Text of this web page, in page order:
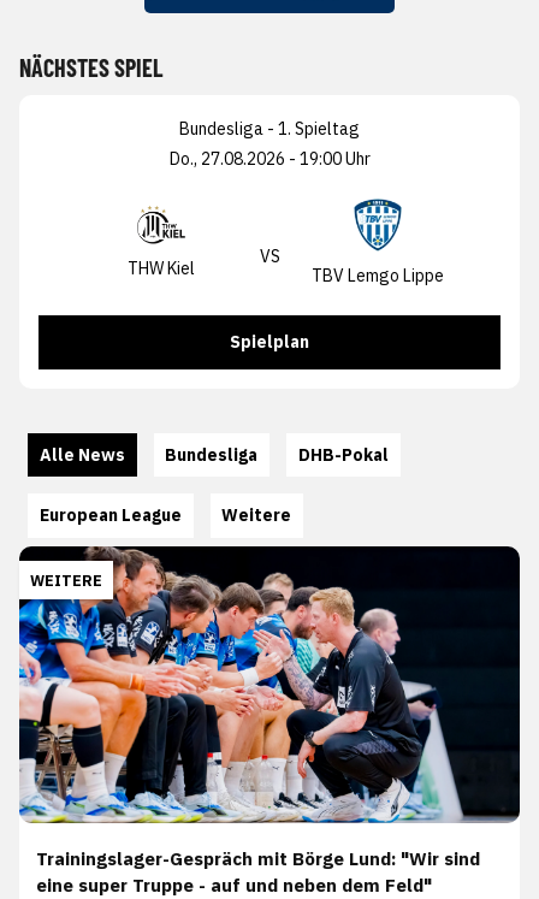
NÄCHSTES SPIEL
Bundesliga - 1. Spieltag
Do., 27.08.2026 - 19:00 Uhr
THW Kiel
VS
TBV Lemgo Lippe
Spielplan
Alle News Bundesliga DHB-Pokal
European League Weitere
WEITERE
Trainingslager-Gespräch mit Börge Lund: "Wir sind
eine super Truppe - auf und neben dem Feld"